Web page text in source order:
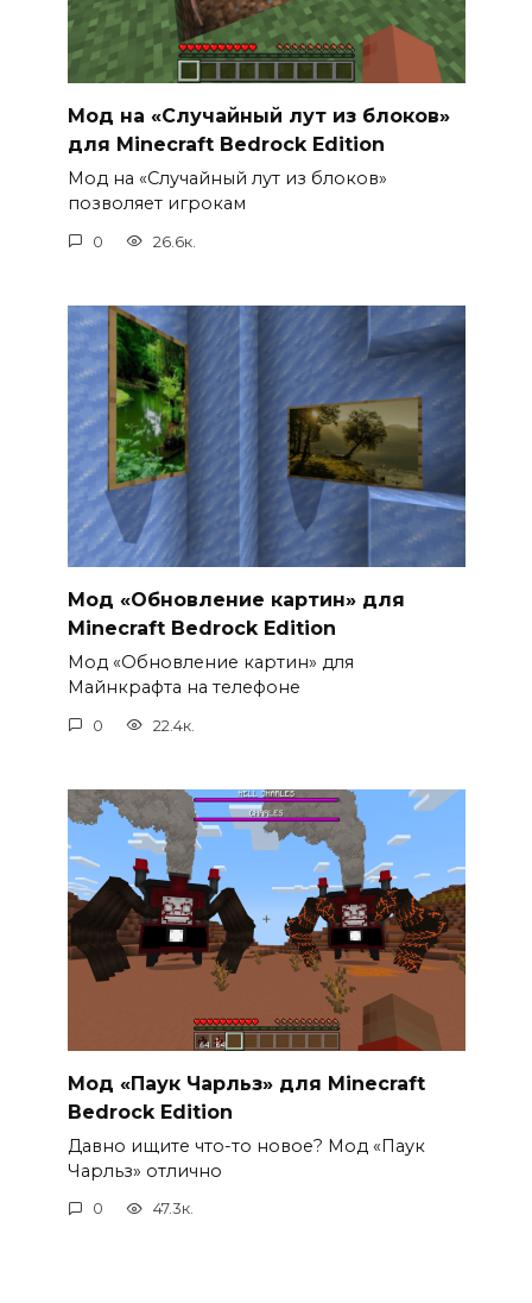
Мод на «Случайный лут из блоков»
для Minecraft Bedrock Edition
Мод на «Случайный лут из блоков»
позволяет игрокам
0 26.6к.
Мод «Обновление картин» для
Minecraft Bedrock Edition
Мод «Обновление картин» для
Майнкрафта на телефоне
0 22.4к.
Мод «Паук Чарльз» для Minecraft
Bedrock Edition
Давно ищите что-то новое? Мод «Паук
Чарльз» отлично
0 47.3к.